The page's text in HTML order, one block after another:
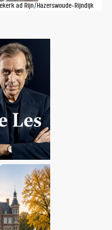
ad Rijn/Hazerswoude-Rijndijk